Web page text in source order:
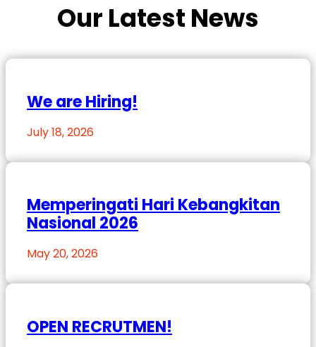
Our Latest News
We are Hiring!
July 18, 2026
Memperingati Hari Kebangkitan
Nasional 2026
May 20, 2026
OPEN RECRUTMEN!